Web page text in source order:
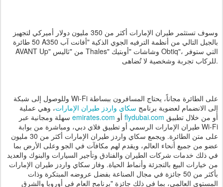
وسوف تستثمر طيران الإمارات أكثر من 350 مليون دولار أميركي لتجهيز
50 طائرة A350 بالجيل التالي من أنظمة الترفيه الجوي الذكية "أفانت آب
AVANT Up" من "ثاليس Thales" وشاشات "أوبتيك Obtiq"، التي ستوفر
للركاب تجربة وشخصية لا تُضاهى.
وللوصول إلى شبكة Wi-Fi على الطائرة مجاناً، يحتاج المسافرون ببساطة
إلى الانضمام لعضوية برنامج سكاي واردز طيران الإمارات، وهي عملية
emirates.com flydubai.com
طيران الإمارات الرسمي أو تطبيق فلاي دبي، ومباشرة من بوابة Wi-Fi
على متن الطائرة. ويجمع سكاي واردز طيران الإمارات أكثر من 30 مليون
عضو من جميع أنحاء العالم، ويقدم لهم مكافآت في الجو وعلى الأرض بما
في ذلك خدمات شركات الطيران والفنادق وتأجير السيارات والبنوك والعديد
من خيارات البيع بالتجزئة وأنماط الحياة. وفاز سكاي واردز طيران الإمارات
بأكثر من 50 جائزة في مجال الصناعة بفضل عروضه المبتكرة وذات
المستوى العالمي، بما في ذلك جائزة "برنامج العام في أوروبا والشرق